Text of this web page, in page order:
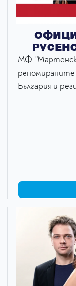
МФ
реномираните
България и